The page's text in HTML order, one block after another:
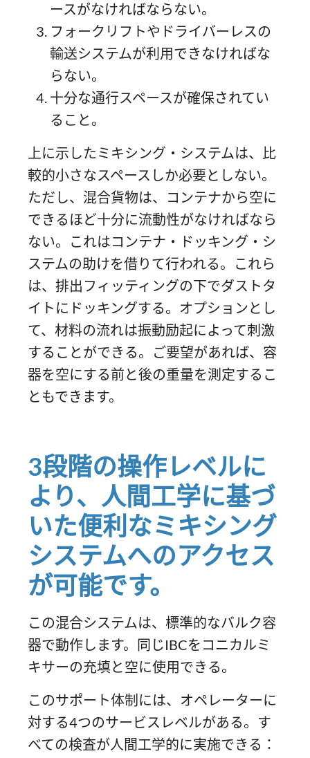
ースがなければならない。
フォークリフトやドライバーレスの
輸送システムが利用できなければな
らない。
十分な通行スペースが確保されてい
ること。
上に示したミキシング・システムは、比
較的小さなスペースしか必要としない。
ただし、混合貨物は、コンテナから空に
できるほど十分に流動性がなければなら
ない。これはコンテナ・ドッキング・シ
ステムの助けを借りて行われる。これら
は、排出フィッティングの下でダストタ
イトにドッキングする。オプションとし
て、材料の流れは振動励起によって刺激
することができる。ご要望があれば、容
器を空にする前と後の重量を測定するこ
ともできます。
3段階の操作レベルに
より、人間工学に基づ
いた便利なミキシング
システムへのアクセス
が可能です。
この混合システムは、標準的なバルク容
器で動作します。同じIBCをコニカルミ
キサーの充填と空に使用できる。
このサポート体制には、オペレーターに
対する4つのサービスレベルがある。す
べての検査が人間工学的に実施できる：